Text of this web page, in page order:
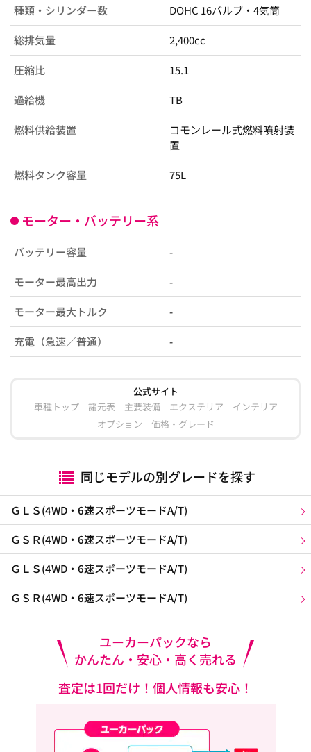
種類・シリンダー数 DOHC 16バルブ・4気筒
総排気量 2,400cc
圧縮比 15.1
過給機 TB
燃料供給装置
コモンレール式燃料噴射装
置
燃料タンク容量 75L
モーター・バッテリー系
バッテリー容量 -
モーター最高出力 -
モーター最大トルク -
充電（急速／普通） -
公式サイト
車種トップ
諸元表 主要装備 エクステリア
インテリア
オプション
価格・グレード
同じモデルの別グレードを探す
ＧＬＳ(4WD・6速スポーツモードA/T)
ＧＳＲ(4WD・6速スポーツモードA/T)
ＧＬＳ(4WD・6速スポーツモードA/T)
ＧＳＲ(4WD・6速スポーツモードA/T)
ユーカーパックなら
かんたん・安心・高く売れる
査定は1回だけ！個人情報も安心！